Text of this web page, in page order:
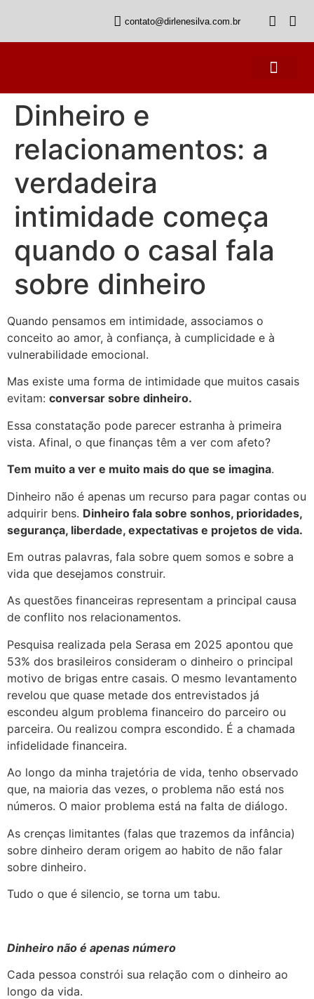
contato@dirlenesilva.com.br
Dinheiro e
relacionamentos: a
verdadeira
intimidade começa
quando o casal fala
sobre dinheiro
Quando pensamos em intimidade, associamos o
conceito ao amor, à confiança, à cumplicidade e à
vulnerabilidade emocional.
Mas existe uma forma de intimidade que muitos casais
evitam: conversar sobre dinheiro.
Essa constatação pode parecer estranha à primeira
vista. Afinal, o que finanças têm a ver com afeto?
Tem muito a ver e muito mais do que se imagina.
Dinheiro não é apenas um recurso para pagar contas ou
adquirir bens. Dinheiro fala sobre sonhos, prioridades,
segurança, liberdade, expectativas e projetos de vida.
Em outras palavras, fala sobre quem somos e sobre a
vida que desejamos construir.
As questões financeiras representam a principal causa
de conflito nos relacionamentos.
Pesquisa realizada pela Serasa em 2025 apontou que
53% dos brasileiros consideram o dinheiro o principal
motivo de brigas entre casais. O mesmo levantamento
revelou que quase metade dos entrevistados já
escondeu algum problema financeiro do parceiro ou
parceira. Ou realizou compra escondido. É a chamada
infidelidade financeira.
Ao longo da minha trajetória de vida, tenho observado
que, na maioria das vezes, o problema não está nos
números. O maior problema está na falta de diálogo.
As crenças limitantes (falas que trazemos da infância)
sobre dinheiro deram origem ao habito de não falar
sobre dinheiro.
Tudo o que é silencio, se torna um tabu.
Dinheiro não é apenas número
Cada pessoa constrói sua relação com o dinheiro ao
longo da vida.